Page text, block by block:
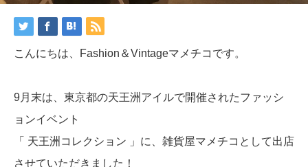
こんにちは、Fashion＆Vintageマメチコです。
9月末は、東京都の天王洲アイルで開催されたファッシ
ョンイベント
「 天王洲コレクション 」に、雑貨屋マメチコとして出店
させていただきました！